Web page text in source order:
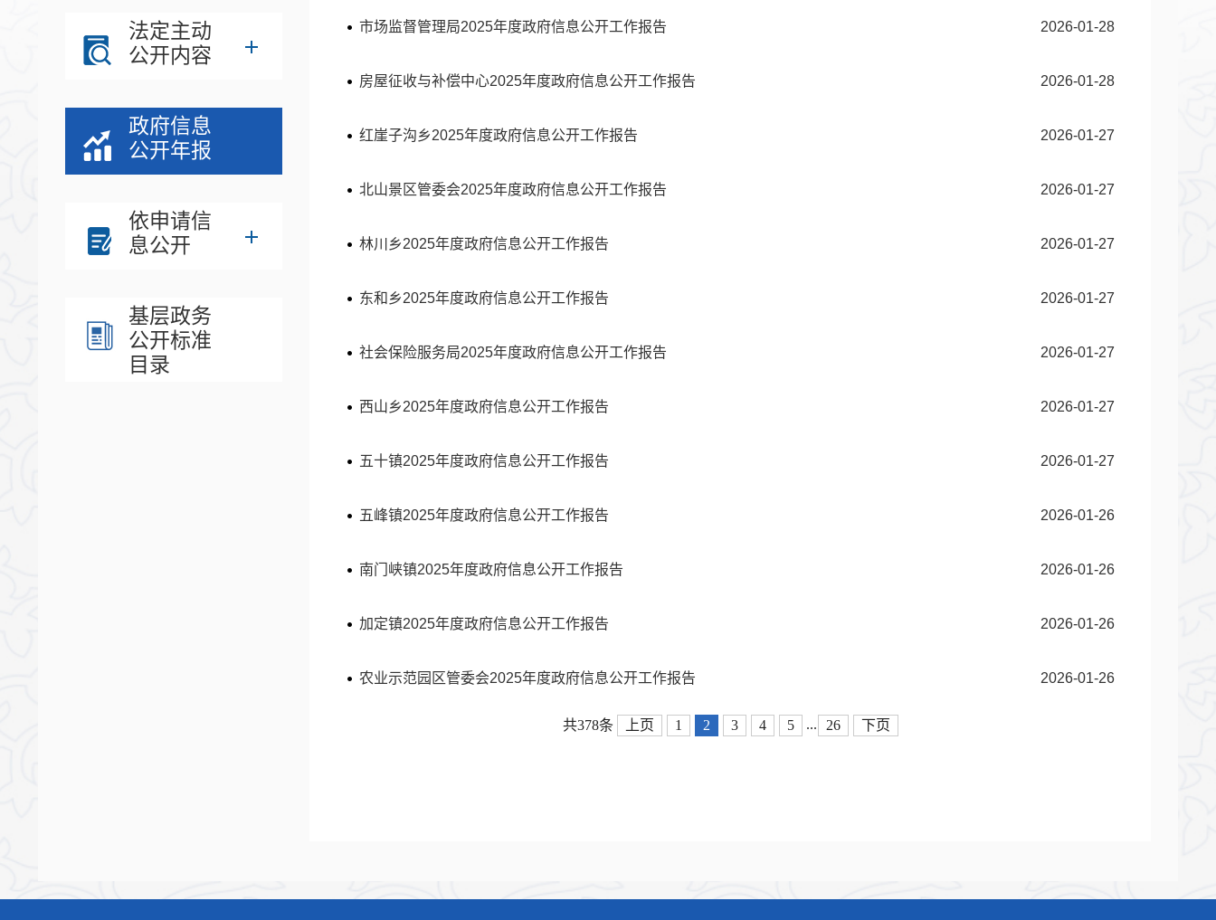
法定主动
公开内容
政府信息
公开年报
依申请信
息公开
基层政务
公开标准
目录
2026-01-28
市场监督管理局2025年度政府信息公开工作报告
2026-01-28
房屋征收与补偿中心2025年度政府信息公开工作报告
2026-01-27
红崖子沟乡2025年度政府信息公开工作报告
2026-01-27
北山景区管委会2025年度政府信息公开工作报告
2026-01-27
林川乡2025年度政府信息公开工作报告
2026-01-27
东和乡2025年度政府信息公开工作报告
2026-01-27
社会保险服务局2025年度政府信息公开工作报告
2026-01-27
西山乡2025年度政府信息公开工作报告
2026-01-27
五十镇2025年度政府信息公开工作报告
2026-01-26
五峰镇2025年度政府信息公开工作报告
2026-01-26
南门峡镇2025年度政府信息公开工作报告
2026-01-26
加定镇2025年度政府信息公开工作报告
2026-01-26
农业示范园区管委会2025年度政府信息公开工作报告
共378条 上页 1 2 3 4 5 ... 26 下页